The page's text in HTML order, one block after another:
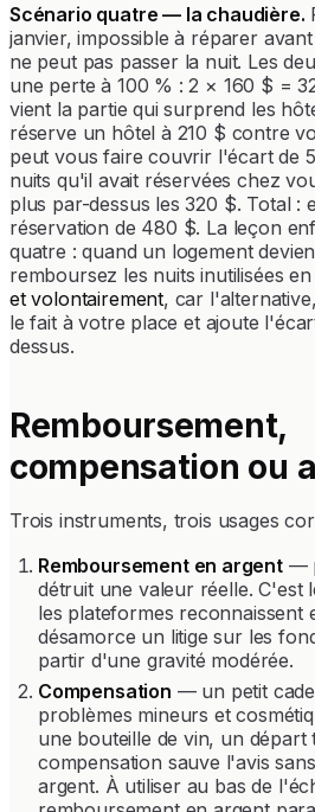
Scénario quatre — la chaudière.
janvier, impossible à réparer
ne peut pas passer la nuit. Les
une perte à 100 % : 2 × 160 $ =
vient la partie qui surprend les
réserve un hôtel à 210 $ contre
peut vous faire couvrir l'écart de
nuits qu'il avait réservées chez
plus par-dessus les 320 $. Total :
réservation de 480 $. La leçon
quatre : quand un logement
remboursez les nuits inutilisées
et volontairement, car
le fait à votre place et ajoute
dessus.
Remboursement,
compensation ou
Trois instruments, trois usages
Remboursement en argent—
détruit une valeur réelle. C'est
les plateformes reconnaissent
désamorce un litige sur les
partir d'une gravité modérée.
Compensation — un petit
problèmes mineurs et
une bouteille de vin, un départ
compensation sauve l'avis
argent. À utiliser au bas de